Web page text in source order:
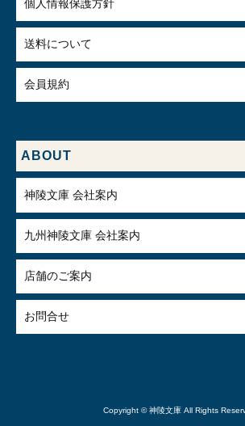
個人情報保護方針
送料について
会員規約
ABOUT
神陵文庫 会社案内
九州神陵文庫 会社案内
店舗のご案内
お問合せ
Copyright © 神陵文庫 All Rights